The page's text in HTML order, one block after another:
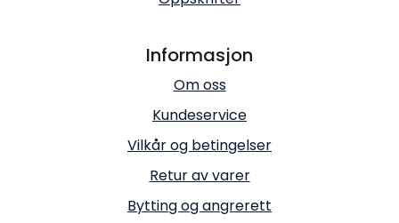
Informasjon
Om oss
Kundeservice
Vilkår og betingelser
Retur av varer
Bytting og angrerett